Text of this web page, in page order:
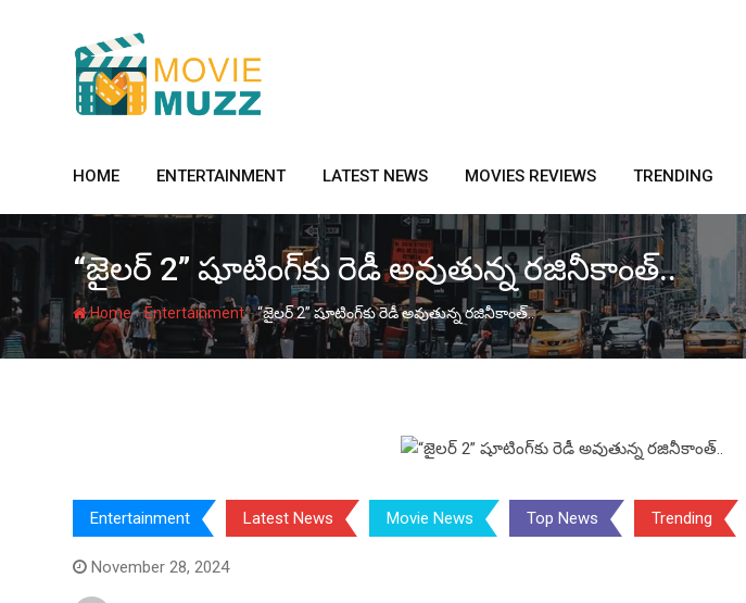
HOME ENTERTAINMENT LATEST NEWS MOVIES REVIEWS TRENDING
“జైలర్ 2” షూటింగ్‌కు రెడీ అవుతున్న రజినీకాంత్..
Home-Entertainment-“జైలర్ 2” షూటింగ్‌కు రెడీ అవుతున్న రజినీకాంత్..
Entertainment Latest News Movie News Top News Trending
November 28, 2024